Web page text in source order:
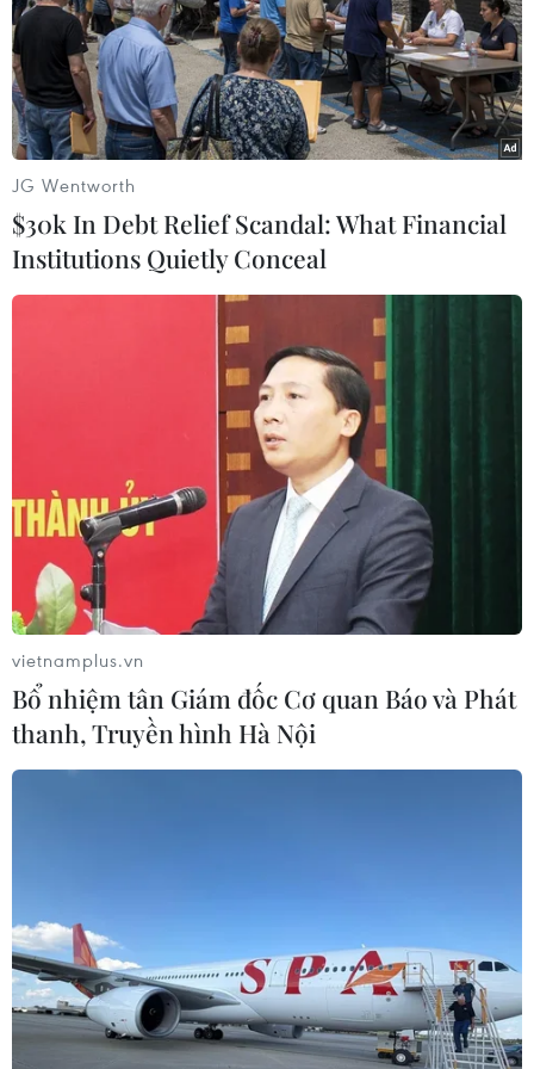
#Mùa khô
#Thiếu nước #Hàm Thuận-Đa Mi
TIN LIÊN QUAN
‘Hướng đi nào cho người nông dân’ giành
giải nhất về biến đổi khí hậu
13/01/2019 05:36
JG Wentworth
$30k In Debt Relief Scandal: What Financial
Institutions Quietly Conceal
vietnamplus.vn
Bổ nhiệm tân Giám đốc Cơ quan Báo và Phát
thanh, Truyền hình Hà Nội